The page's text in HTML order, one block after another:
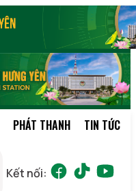
PHÁT THANH TIN TỨC
Kết nối: